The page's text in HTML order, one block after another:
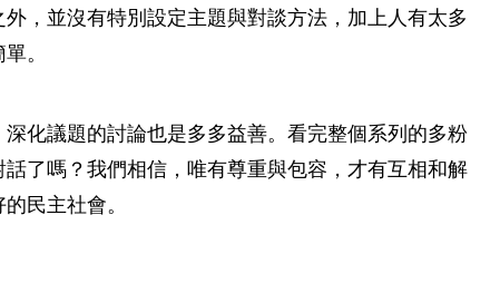
，並沒有特別設定主題與對談方法，加上人有太多
。
化議題的討論也是多多益善。看完整個系列的多粉
了嗎？我們相信，唯有尊重與包容，才有互相和解
民主社會。